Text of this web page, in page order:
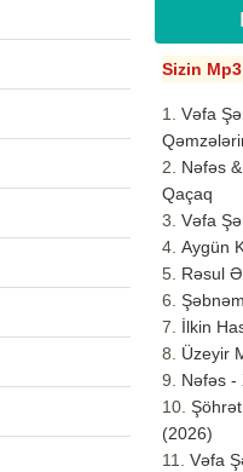
Sizin
Vəfa
Nəfəs
Qaçaq
Vəfa
Aygün
Rəsul
İlkin
Üzeyir
Nəfəs -
(2026)
Vəfa